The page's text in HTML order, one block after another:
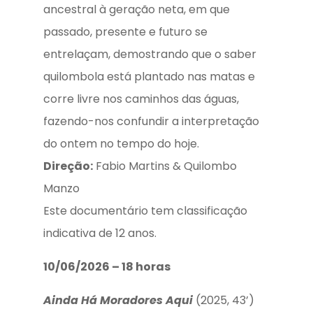
ancestral à geração neta, em que
passado, presente e futuro se
entrelaçam, demostrando que o saber
quilombola está plantado nas matas e
corre livre nos caminhos das águas,
fazendo-nos confundir a interpretação
do ontem no tempo do hoje.
Direção:Fabio Martins & Quilombo
Manzo
Este documentário tem classificação
indicativa de 12 anos.
10/06/2026 – 18 horas
Ainda Há Moradores Aqui(2025, 43’)